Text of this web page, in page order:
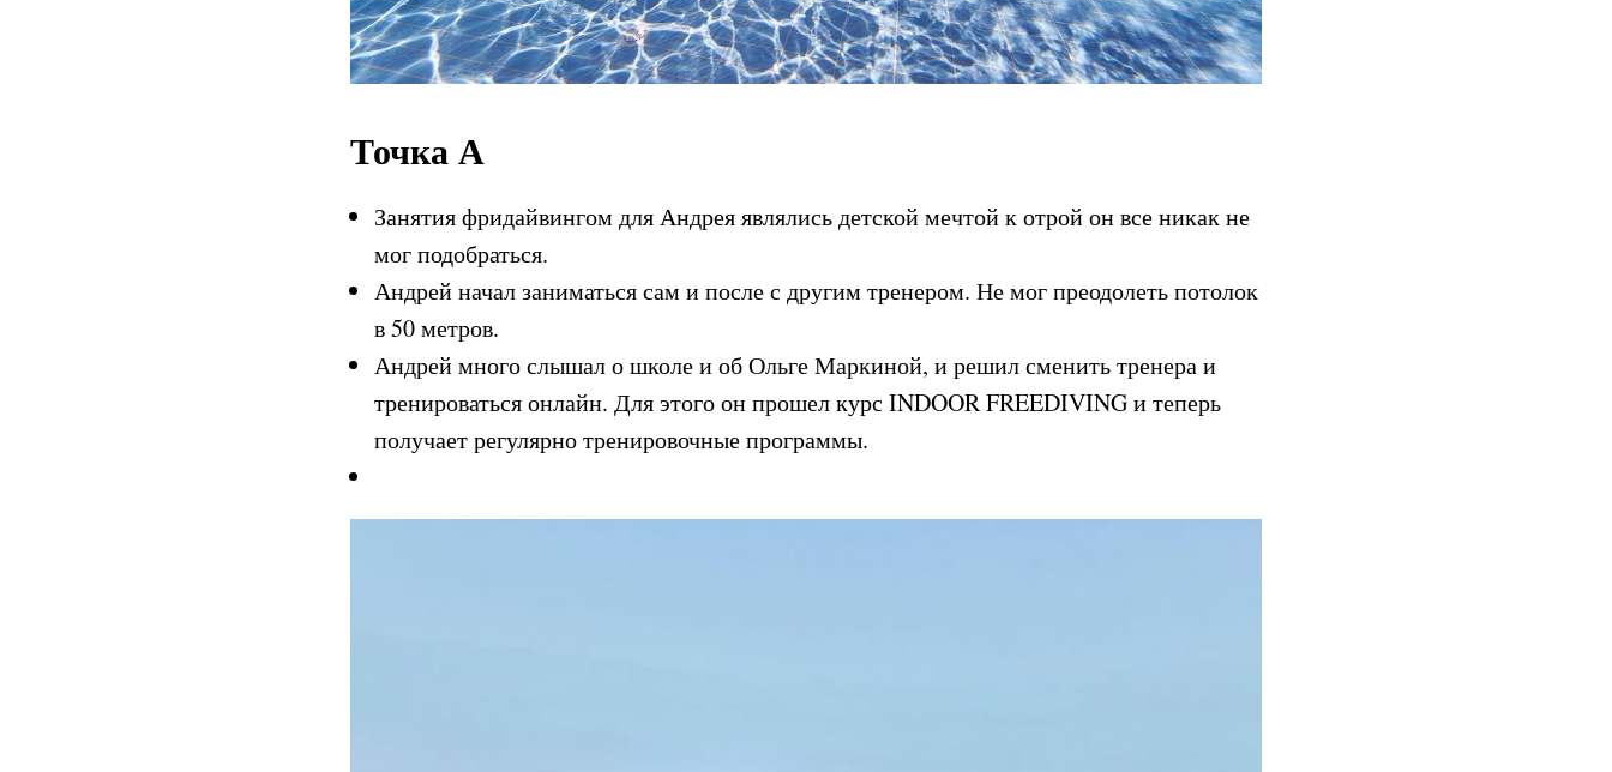
Точка А
Занятия фридайвингом для Андрея являлись детской мечтой к отрой он все никак не
мог подобраться.
Андрей начал заниматься сам и после с другим тренером. Не мог преодолеть потолок
в 50 метров.
Андрей много слышал о школе и об Ольге Маркиной, и решил сменить тренера и
тренироваться онлайн. Для этого он прошел курс INDOOR FREEDIVINGи теперь
получает регулярно тренировочные программы.